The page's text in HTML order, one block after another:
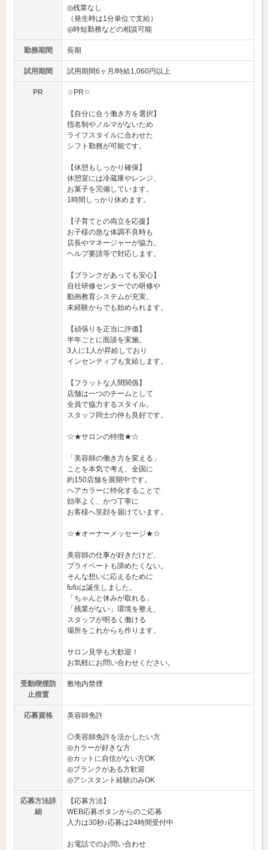
◎残業なし
（発生時は1分単位で支給）
◎時短勤務などの相談可能
勤務期間 長期
試用期間 試用期間6ヶ月/時給1,060円以上
PR ☆PR☆
【自分に合う働き方を選択】
指名制やノルマがないため
ライフスタイルに合わせた
シフト勤務が可能です。
【休憩もしっかり確保】
休憩室には冷蔵庫やレンジ、
お菓子を完備しています。
1時間しっかり休めます。
【子育てとの両立を応援】
お子様の急な体調不良時も
店長やマネージャーが協力。
ヘルプ要請等で対応します。
【ブランクがあっても安心】
自社研修センターでの研修や
動画教育システムが充実。
未経験からでも始められます。
【頑張りを正当に評価】
半年ごとに面談を実施。
3人に1人が昇給しており
インセンティブも支給します。
【フラットな人間関係】
店舗は一つのチームとして
全員で協力するスタイル。
スタッフ同士の仲も良好です。
☆★サロンの特徴★☆
「美容師の働き方を変える」
ことを本気で考え、全国に
約150店舗を展開中です。
ヘアカラーに特化することで
効率よく、かつ丁寧に
お客様へ笑顔を届けています。
☆★オーナーメッセージ★☆
美容師の仕事が好きだけど、
プライベートも諦めたくない。
そんな想いに応えるために
fufuは誕生しました。
「ちゃんと休みが取れる」
「残業がない」環境を整え、
スタッフが明るく働ける
場所をこれからも作ります。
サロン見学も大歓迎！
お気軽にお問い合わせください。
受動喫煙防
止措置
敷地内禁煙
応募資格 美容師免許
◎美容師免許を活かしたい方
◎カラーが好きな方
◎カットに自信がない方OK
◎ブランクがある方歓迎
◎アシスタント経験のみOK
応募方法詳
細
【応募方法】
WEB応募ボタンからのご応募
入力は30秒♪応募は24時間受付中
お電話でのお問い合わせ